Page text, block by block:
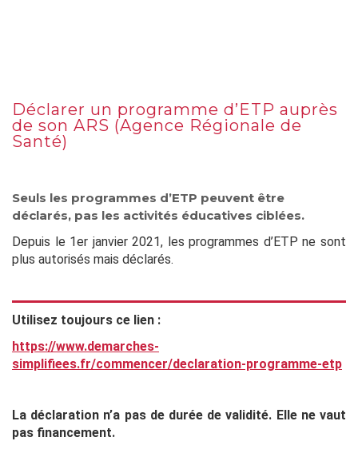
Déclarer un programme d’ETP auprès
de son ARS (Agence Régionale de
Santé)
Seuls les programmes d’ETP peuvent être
déclarés, pas les activités éducatives ciblées.
Depuis le 1er janvier 2021, les programmes d’ETP ne sont
plus autorisés mais déclarés.
Utilisez toujours ce lien :
https://www.demarches-
simplifiees.fr/commencer/declaration-programme-etp
La déclaration n’a pas de durée de validité. Elle ne vaut
pas financement.